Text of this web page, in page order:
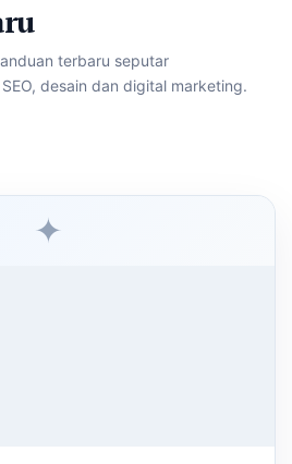
terbaru seputar
desain dan digital marketing.
✦